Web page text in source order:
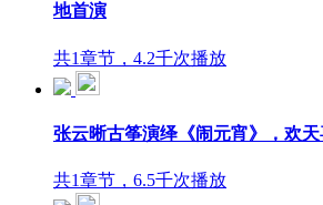
地首演
共1章节，4.2千次播放
张云晰古筝演绎《闹元宵》，欢
共1章节，6.5千次播放